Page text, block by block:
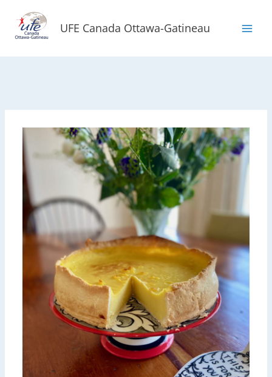
contenu
UFE Canada Ottawa-Gatineau